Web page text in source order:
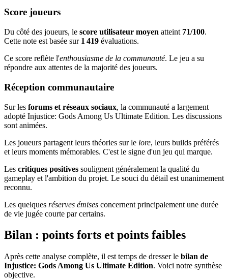
Score joueurs
Du côté des joueurs, le score utilisateur moyen atteint 71/100.
Cette note est basée sur 1 419 évaluations.
Ce score reflète l'enthousiasme de la communauté. Le jeu a su
répondre aux attentes de la majorité des joueurs.
Réception communautaire
Sur les forums et réseaux sociaux, la communauté a largement
adopté Injustice: Gods Among Us Ultimate Edition. Les discussions
sont animées.
Les joueurs partagent leurs théories sur le lore, leurs builds préférés
et leurs moments mémorables. C'est le signe d'un jeu qui marque.
Les critiques positives soulignent généralement la qualité du
gameplay et l'ambition du projet. Le souci du détail est unanimement
reconnu.
Les quelques réserves émises concernent principalement une durée
de vie jugée courte par certains.
Bilan : points forts et points faibles
Après cette analyse complète, il est temps de dresser le bilan de
Injustice: Gods Among Us Ultimate Edition. Voici notre synthèse
objective.